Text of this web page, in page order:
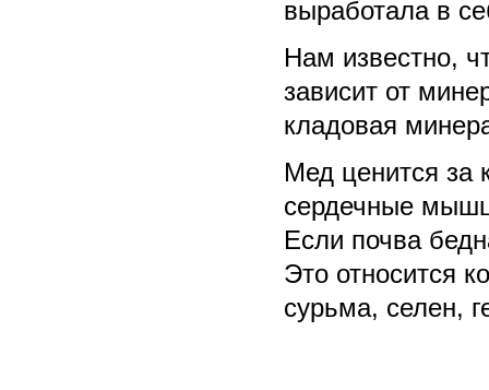
выработала в
Нам известно,
зависит от
кладовая
Мед ценится за
сердечные
Если почва
Это относится
сурьма, селен,